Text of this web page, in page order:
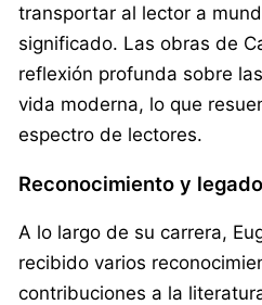
transportar al lector a
significado. Las obras de
reflexión profunda sobre
vida moderna, lo que
espectro de lectores.
Reconocimiento y legado
A lo largo de su carrera,
recibido varios
contribuciones a la